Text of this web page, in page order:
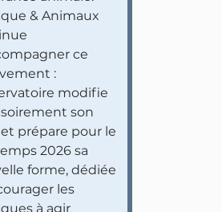
& Animaux
ce
:
modifie
son
prépare pour le
2026 sa
forme, dédiée
les
à agir